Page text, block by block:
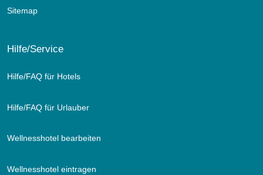
Sitemap
Hilfe/Service
Hilfe/FAQ für Hotels
Hilfe/FAQ für Urlauber
Wellnesshotel bearbeiten
Wellnesshotel eintragen